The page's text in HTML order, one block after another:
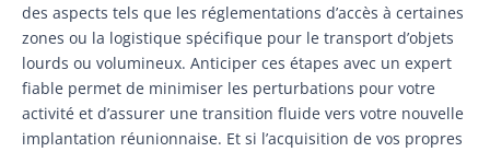
des aspects tels que les réglementations d’accès à certaines
zones ou la logistique spécifique pour le transport d’objets
lourds ou volumineux. Anticiper ces étapes avec un expert
fiable permet de minimiser les perturbations pour votre
activité et d’assurer une transition fluide vers votre nouvelle
implantation réunionnaise. Et si l’acquisition de vos propres